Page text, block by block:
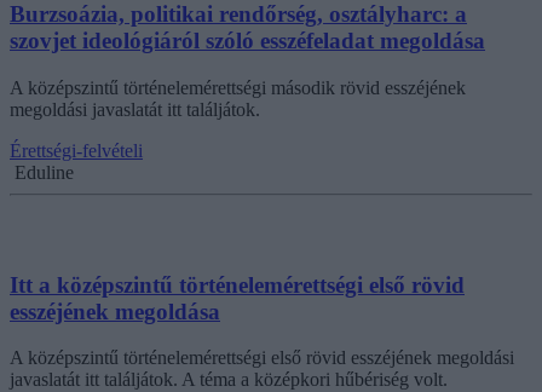
Burzsoázia, politikai rendőrség, osztályharc: a
szovjet ideológiáról szóló esszéfeladat megoldása
A középszintű történelemérettségi második rövid esszéjének
megoldási javaslatát itt találjátok.
Érettségi-felvételi
Eduline
Itt a középszintű történelemérettségi első rövid
esszéjének megoldása
A középszintű történelemérettségi első rövid esszéjének megoldási
javaslatát itt találjátok. A téma a középkori hűbériség volt.